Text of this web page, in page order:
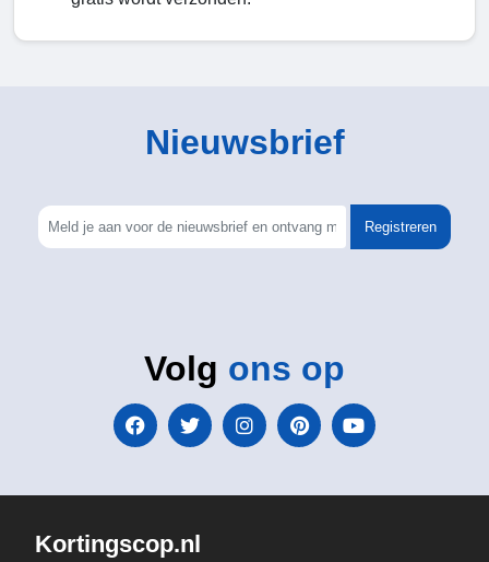
Nieuwsbrief
Registreren
Volg ons op
Kortingscop.nl